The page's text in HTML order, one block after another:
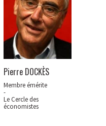
Pierre DOCKÈS
Membre émérite
-
Le Cercle des
économistes